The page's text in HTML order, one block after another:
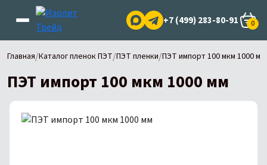
+7 (499) 283-80-91 0
Главная/Каталог пленок ПЭТ/ПЭТ пленки/ПЭТ импорт 100 мкм 1000 мм
ПЭТ импорт 100 мкм 1000 мм